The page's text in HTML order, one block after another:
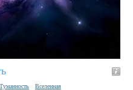
Туманность Вселенная